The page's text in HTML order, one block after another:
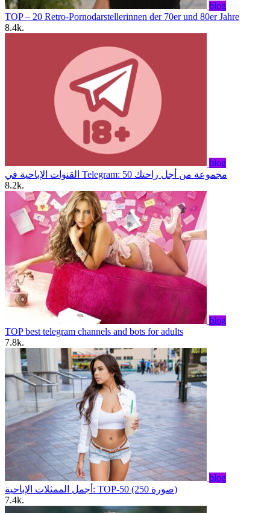
blog
TOP – 20 Retro-Pornodarstellerinnen der 70er und 80er Jahre
8.4k.
blog
القنوات الإباحية في Telegram: 50 مجموعة من أجل راحتك
8.2k.
blog
TOP best telegram channels and bots for adults
7.8k.
blog
أجمل الممثلات الإباحية: TOP-50 (250 صورة)
7.4k.